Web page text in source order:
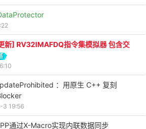
新] RV32IMAFDQ指令集模拟器 包含交
：用原生 C++ 复刻
3 19:56
通过X-Macro实现内联数据同步